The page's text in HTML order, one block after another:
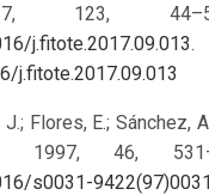
123,
j.fitote.2017.09.013
j.fitote.2017.09.013
Flores, E.; Sánchez,
1997, 46,
s0031-